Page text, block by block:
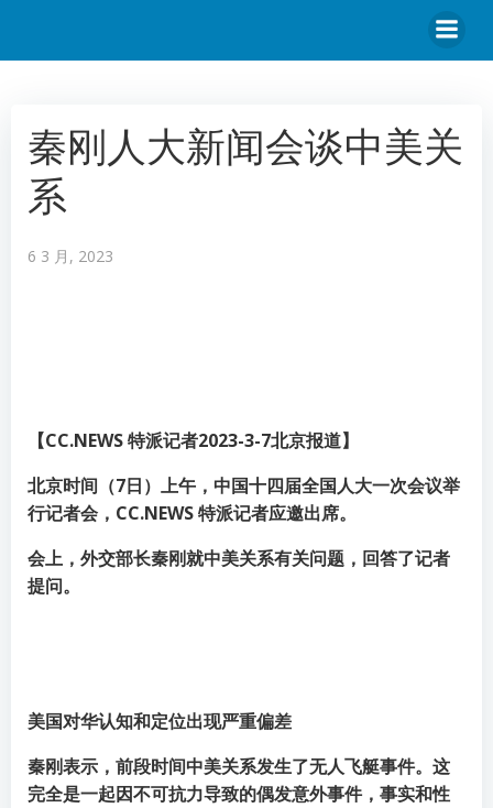
秦刚人大新闻会谈中美关
系
6 3 月, 2023
【CC.NEWS 特派记者2023-3-7北京报道】
北京时间（7日）上午，中国十四届全国人大一次会议举
行记者会，CC.NEWS 特派记者应邀出席。
会上，外交部长秦刚就中美关系有关问题，回答了记者
提问。
美国对华认知和定位出现严重偏差
秦刚表示，前段时间中美关系发生了无人飞艇事件。这
完全是一起因不可抗力导致的偶发意外事件，事实和性